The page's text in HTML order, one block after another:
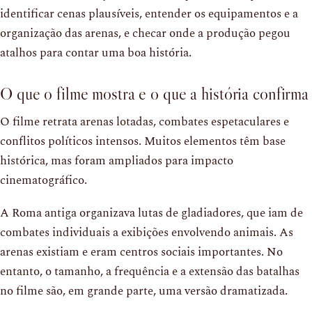
identificar cenas plausíveis, entender os equipamentos e a
organização das arenas, e checar onde a produção pegou
atalhos para contar uma boa história.
O que o filme mostra e o que a história confirma
O filme retrata arenas lotadas, combates espetaculares e
conflitos políticos intensos. Muitos elementos têm base
histórica, mas foram ampliados para impacto
cinematográfico.
A Roma antiga organizava lutas de gladiadores, que iam de
combates individuais a exibições envolvendo animais. As
arenas existiam e eram centros sociais importantes. No
entanto, o tamanho, a frequência e a extensão das batalhas
no filme são, em grande parte, uma versão dramatizada.